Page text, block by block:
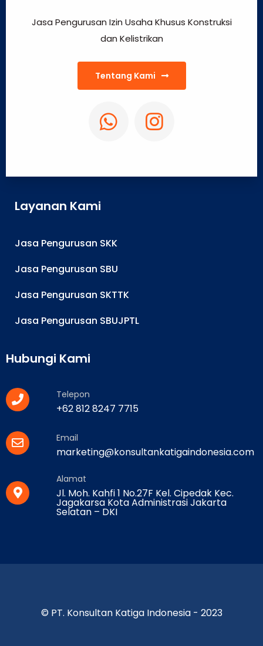
Jasa Pengurusan Izin Usaha Khusus Konstruksi
dan Kelistrikan
Tentang Kami
Layanan Kami
Jasa Pengurusan SKK
Jasa Pengurusan SBU
Jasa Pengurusan SKTTK
Jasa Pengurusan SBUJPTL
Hubungi Kami
Telepon
+62 812 8247 7715
Email
marketing@konsultankatigaindonesia.com
Alamat
Jl. Moh. Kahfi 1 No.27F Kel. Cipedak Kec.
Jagakarsa Kota Administrasi Jakarta
Selatan – DKI
© PT. Konsultan Katiga Indonesia - 2023